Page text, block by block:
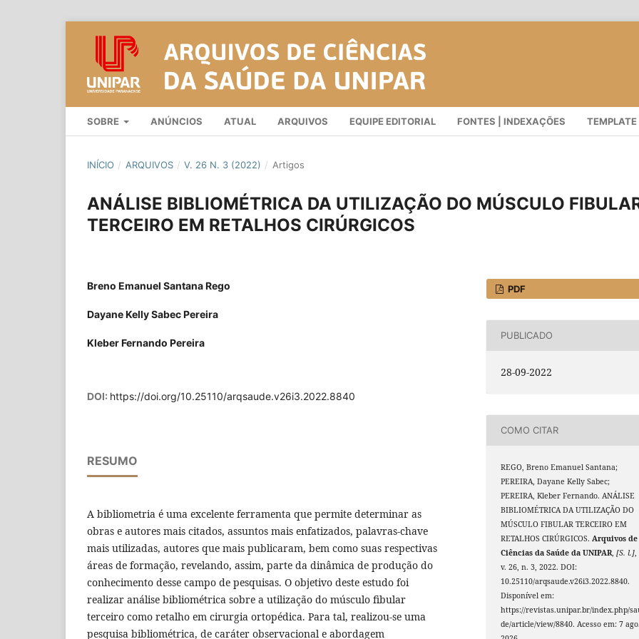
SOBRE ANÚNCIOS ATUAL ARQUIVOS EQUIPE EDITORIAL FONTES | INDEXAÇÕES TEMPLATE
INÍCIO / ARQUIVOS / V. 26 N. 3 (2022) / Artigos
ANÁLISE BIBLIOMÉTRICA DA UTILIZAÇÃO DO MÚSCULO
TERCEIRO EM RETALHOS CIRÚRGICOS
Breno Emanuel Santana Rego
Dayane Kelly Sabec Pereira
Kleber Fernando Pereira
DOI: https://doi.org/10.25110/arqsaude.v26i3.2022.8840
RESUMO
A bibliometria é uma excelente ferramenta que permite determinar as
obras e autores mais citados, assuntos mais enfatizados, palavras-chave
mais utilizadas, autores que mais publicaram, bem como suas respectivas
áreas de formação, revelando, assim, parte da dinâmica de produção do
conhecimento desse campo de pesquisas. O objetivo deste estudo foi
realizar análise bibliométrica sobre a utilização do músculo fibular
terceiro como retalho em cirurgia ortopédica. Para tal, realizou-se uma
pesquisa bibliométrica, de caráter observacional e abordagem
PDF
PUBLICADO
28-09-2022
COMO CITAR
REGO, Breno Emanuel Santana;
PEREIRA, Dayane Kelly Sabec;
PEREIRA, Kleber Fernando. ANÁLISE
BIBLIOMÉTRICA DA UTILIZAÇÃO DO
MÚSCULO FIBULAR TERCEIRO EM
RETALHOS CIRÚRGICOS.Arquivos de
Ciências da Saúde da UNIPAR,[S. l.],
v. 26, n. 3, 2022. DOI:
10.25110/arqsaude.v26i3.2022.8840.
Disponível em:
https://revistas.unipar.br/index.php/
de/article/view/8840. Acesso em: 7 ago.